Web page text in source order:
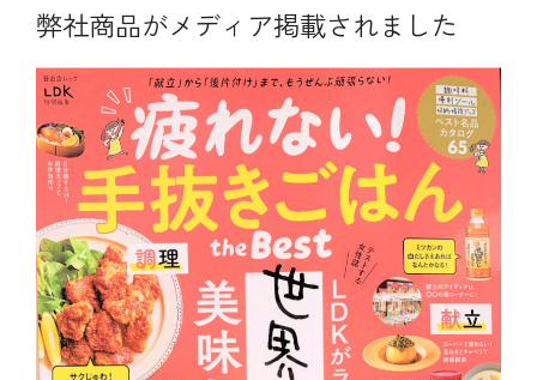
弊社商品がメディア掲載されました